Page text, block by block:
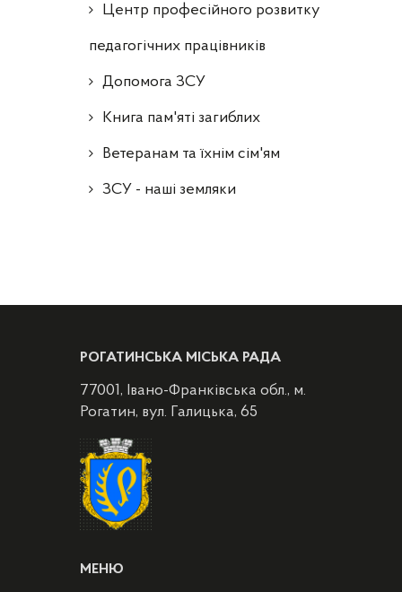
Центр професійного розвитку
педагогічних працівників
Допомога ЗСУ
Книга пам'яті загиблих
Ветеранам та їхнім сім'ям
ЗСУ - наші земляки
РОГАТИНСЬКА МІСЬКА РАДА
77001, Івано-Франківська обл., м.
Рогатин, вул. Галицька, 65
МЕНЮ